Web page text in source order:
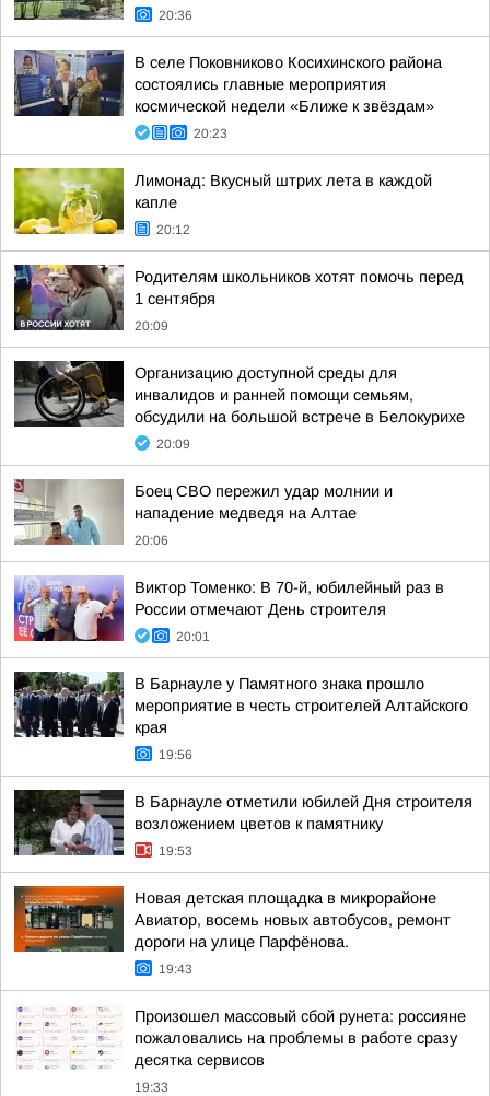
20:36
В селе Поковниково Косихинского района
состоялись главные мероприятия
космической недели «Ближе к звёздам»
20:23
Лимонад: Вкусный штрих лета в каждой
капле
20:12
Родителям школьников хотят помочь перед
1 сентября
20:09
Организацию доступной среды для
инвалидов и ранней помощи семьям,
обсудили на большой встрече в Белокурихе
20:09
Боец СВО пережил удар молнии и
нападение медведя на Алтае
20:06
Виктор Томенко: В 70-й, юбилейный раз в
России отмечают День строителя
20:01
В Барнауле у Памятного знака прошло
мероприятие в честь строителей Алтайского
края
19:56
В Барнауле отметили юбилей Дня строителя
возложением цветов к памятнику
19:53
Новая детская площадка в микрорайоне
Авиатор, восемь новых автобусов, ремонт
дороги на улице Парфёнова.
19:43
Произошел массовый сбой рунета: россияне
пожаловались на проблемы в работе сразу
десятка сервисов
19:33